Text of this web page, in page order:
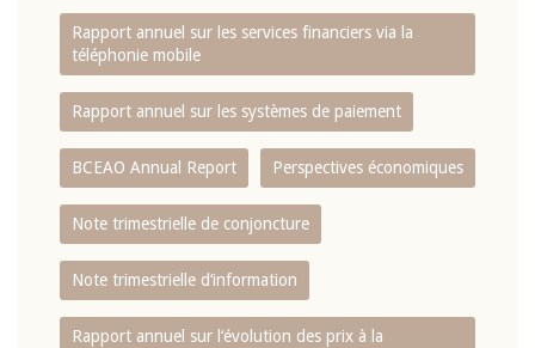
Rapport annuel sur les services financiers via la
téléphonie mobile
Rapport annuel sur les systèmes de paiement
BCEAO Annual Report Perspectives économiques
Note trimestrielle de conjoncture
Note trimestrielle d‘information
Rapport annuel sur l‘évolution des prix à la